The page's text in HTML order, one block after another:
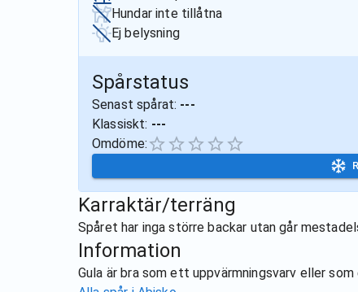
Hundar inte tillåtna
Ej belysning
Spårstatus
Senast spårat: ---
Klassiskt: ---
Omdöme:
Karraktär/terräng
Spåret har inga större backar utan går
Information
Gula är bra som ett uppvärmningsvarv eller